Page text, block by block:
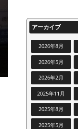
アーカイブ
2026年8月
2026年5月
2026年2月
2025年11月
2025年8月
2025年5月